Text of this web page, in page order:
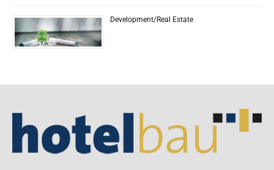
Development/Real Estate